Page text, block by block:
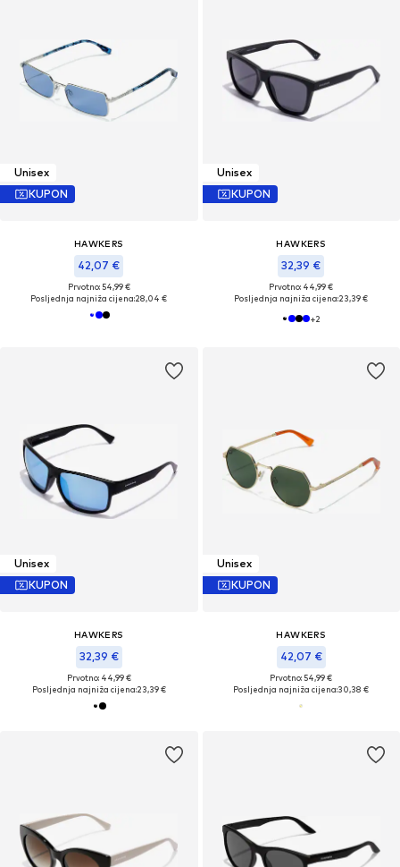
Unisex
KUPON
HAWKERS
42,07 €
Prvotno: 54,99 €
Posljednja najniža cijena:28,04 €
Unisex
KUPON
HAWKERS
32,39 €
Prvotno: 44,99 €
Posljednja najniža cijena:23,39 €
+2
Unisex
KUPON
HAWKERS
32,39 €
Prvotno: 44,99 €
Posljednja najniža cijena:23,39 €
Unisex
KUPON
HAWKERS
42,07 €
Prvotno: 54,99 €
Posljednja najniža cijena:30,38 €